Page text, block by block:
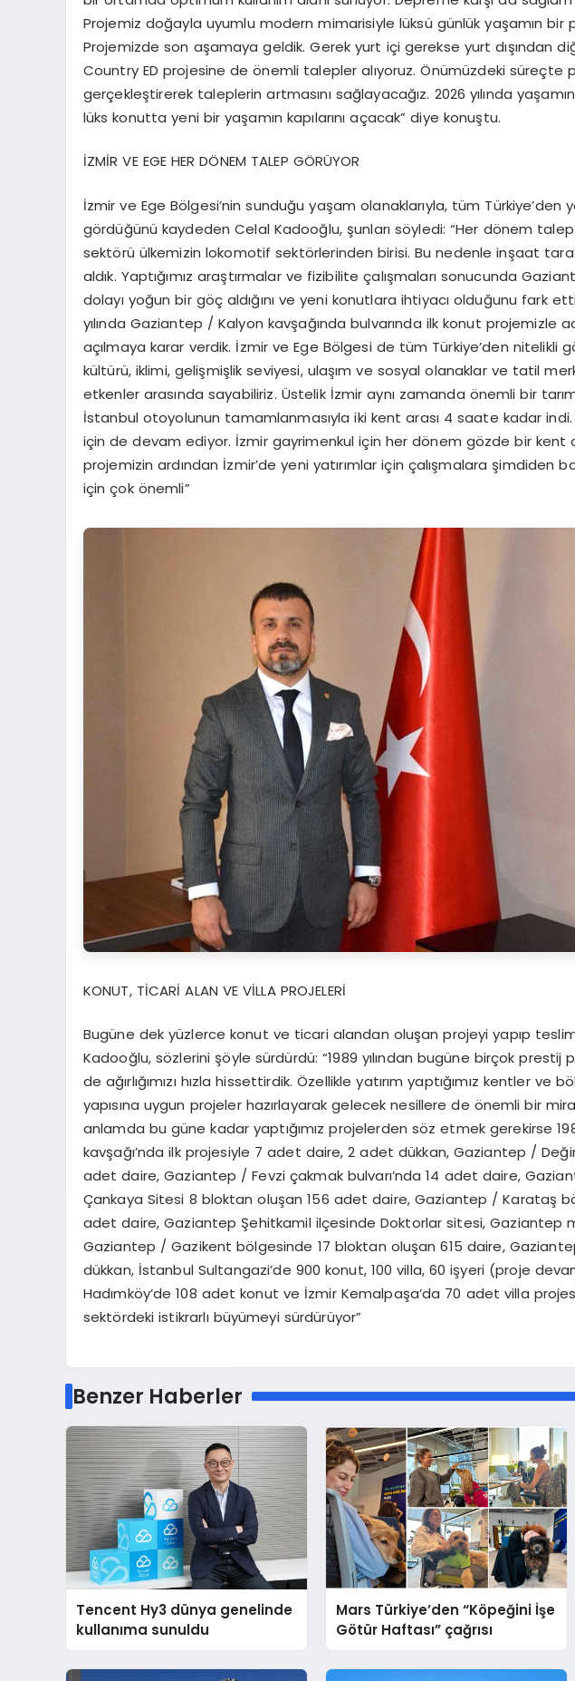
Projemiz doğayla uyumlu modern mimarisiyle lüksü günlük yaşamın bir
Projemizde son aşamaya geldik. Gerek yurt içi gerekse yurt dışından
Country ED projesine de önemli talepler alıyoruz. Önümüzdeki süreçte
gerçekleştirerek taleplerin artmasını sağlayacağız. 2026 yılında
lüks konutta yeni bir yaşamın kapılarını açacak” diye konuştu.
İZMİR VE EGE HER DÖNEM TALEP GÖRÜYOR
İzmir ve Ege Bölgesi’nin sunduğu yaşam olanaklarıyla, tüm
gördüğünü kaydeden Celal Kadooğlu, şunları söyledi: “Her dönem
sektörü ülkemizin lokomotif sektörlerinden birisi. Bu nedenle inşaat
aldık. Yaptığımız araştırmalar ve fizibilite çalışmaları sonucunda
dolayı yoğun bir göç aldığını ve yeni konutlara ihtiyacı olduğunu fark
yılında Gaziantep / Kalyon kavşağında bulvarında ilk konut projemizle
açılmaya karar verdik. İzmir ve Ege Bölgesi de tüm Türkiye’den nitelikli
kültürü, iklimi, gelişmişlik seviyesi, ulaşım ve sosyal olanaklar ve tatil
etkenler arasında sayabiliriz. Üstelik İzmir aynı zamanda önemli bir
İstanbul otoyolunun tamamlanmasıyla iki kent arası 4 saate kadar indi.
için de devam ediyor. İzmir gayrimenkul için her dönem gözde bir kent
projemizin ardından İzmir’de yeni yatırımlar için çalışmalara şimdiden
için çok önemli”
KONUT, TİCARİ ALAN VE VİLLA PROJELERİ
Bugüne dek yüzlerce konut ve ticari alandan oluşan projeyi yapıp
Kadooğlu, sözlerini şöyle sürdürdü: “1989 yılından bugüne birçok
de ağırlığımızı hızla hissettirdik. Özellikle yatırım yaptığımız kentler
yapısına uygun projeler hazırlayarak gelecek nesillere de önemli bir miras
anlamda bu güne kadar yaptığımız projelerden söz etmek gerekirse
kavşağı’nda ilk projesiyle 7 adet daire, 2 adet dükkan, Gaziantep /
adet daire, Gaziantep / Fevzi çakmak bulvarı’nda 14 adet daire,
Çankaya Sitesi 8 bloktan oluşan 156 adet daire, Gaziantep / Karataş
adet daire, Gaziantep Şehitkamil ilçesinde Doktorlar sitesi, Gaziantep
Gaziantep / Gazikent bölgesinde 17 bloktan oluşan 615 daire,
dükkan, İstanbul Sultangazi’de 900 konut, 100 villa, 60 işyeri (proje
Hadımköy’de 108 adet konut ve İzmir Kemalpaşa’da 70 adet villa
sektördeki istikrarlı büyümeyi sürdürüyor”
Benzer Haberler
Tencent Hy3 dünya genelinde
kullanıma sunuldu
Mars Türkiye’den “Köpeğini İşe
Götür Haftası” çağrısı